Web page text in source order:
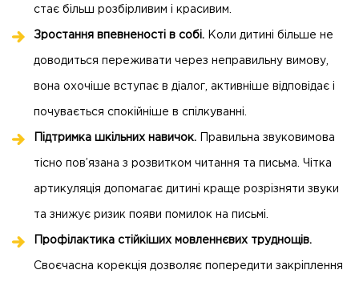
стає більш розбірливим і красивим.
Зростання впевненості в собі. Коли дитині більше не
доводиться переживати через неправильну вимову,
вона охочіше вступає в діалог, активніше відповідає і
почувається спокійніше в спілкуванні.
Підтримка шкільних навичок. Правильна звуковимова
тісно пов’язана з розвитком читання та письма. Чітка
артикуляція допомагає дитині краще розрізняти звуки
та знижує ризик появи помилок на письмі.
Профілактика стійкіших мовленнєвих труднощів.
Своєчасна корекція дозволяє попередити закріплення